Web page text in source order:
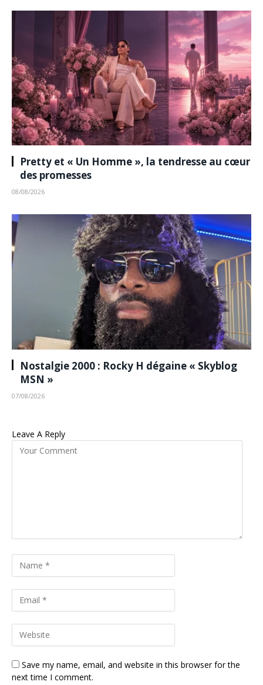
Pretty et « Un Homme », la tendresse au cœur
des promesses
08/08/2026
Nostalgie 2000 : Rocky H dégaine « Skyblog
MSN »
07/08/2026
Leave A Reply
Save my name, email, and website in this browser for the
next time I comment.